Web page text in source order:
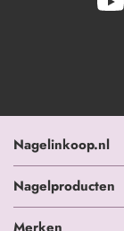
Nagelinkoop.nl
Nagelproducten